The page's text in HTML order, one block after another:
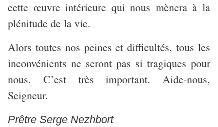
cette œuvre intérieure qui nous mènera à la
plénitude de la vie.
Alors toutes nos peines et difficultés, tous les
inconvénients ne seront pas si tragiques pour
nous. C’est très important. Aide-nous,
Seigneur.
Prêtre Serge Nezhbort